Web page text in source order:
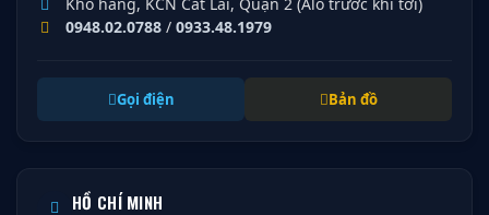
0948.02.0788 / 0933.48.1979
Gọi điện Bản đồ
HỒ CHÍ MINH